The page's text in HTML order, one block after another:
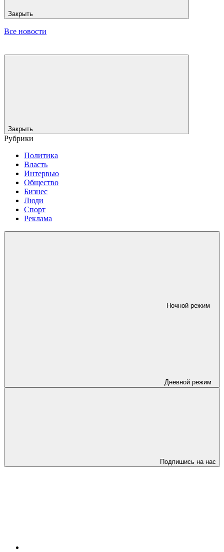
Закрыть
Все новости
Закрыть
Рубрики
Политика
Власть
Интервью
Общество
Бизнес
Люди
Спорт
Реклама
Ночной режим
Дневной режим
Подпишись на нас